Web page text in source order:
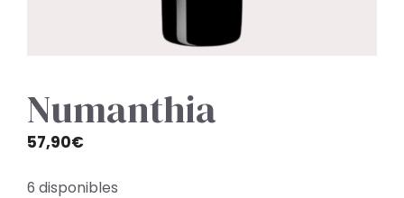
Numanthia
57,90€
6 disponibles